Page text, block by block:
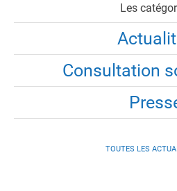
Les
Consultation
TOUTES LES